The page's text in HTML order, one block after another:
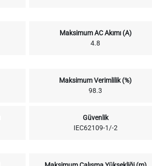
Maksimum AC Akımı (A)
4.8
Maksimum Verimlilik (%)
98.3
Güvenlik
IEC62109-1/-2